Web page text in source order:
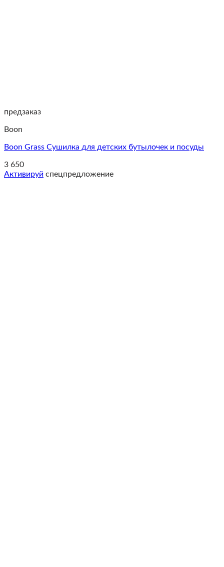
предзаказ
Boon
Boon Grass Cушилка для детских бутылочек и посуды
3 650
Активируй спецпредложение